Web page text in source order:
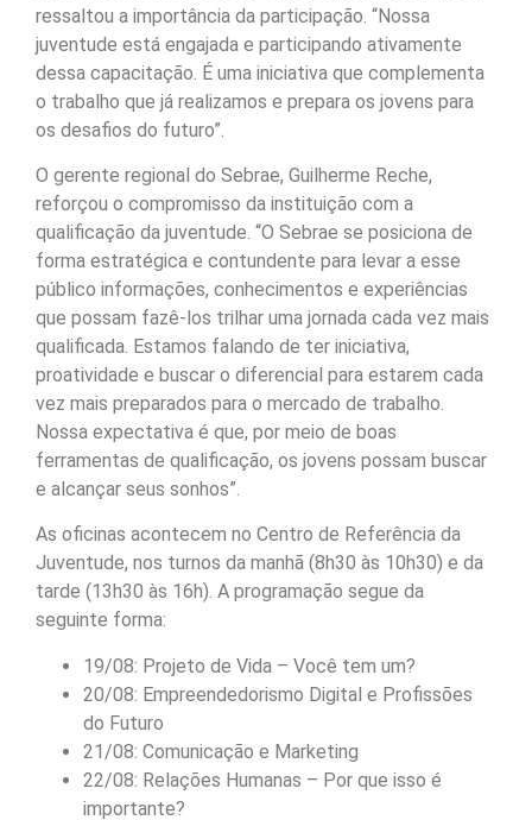
ressaltou a importância da participação. “Nossa
juventude está engajada e participando ativamente
dessa capacitação. É uma iniciativa que complementa
o trabalho que já realizamos e prepara os jovens para
os desafios do futuro”.
O gerente regional do Sebrae, Guilherme Reche,
reforçou o compromisso da instituição com a
qualificação da juventude. “O Sebrae se posiciona de
forma estratégica e contundente para levar a esse
público informações, conhecimentos e experiências
que possam fazê-los trilhar uma jornada cada vez mais
qualificada. Estamos falando de ter iniciativa,
proatividade e buscar o diferencial para estarem cada
vez mais preparados para o mercado de trabalho.
Nossa expectativa é que, por meio de boas
ferramentas de qualificação, os jovens possam buscar
e alcançar seus sonhos”.
As oficinas acontecem no Centro de Referência da
Juventude, nos turnos da manhã (8h30 às 10h30) e da
tarde (13h30 às 16h). A programação segue da
seguinte forma:
19/08: Projeto de Vida – Você tem um?
20/08: Empreendedorismo Digital e Profissões
do Futuro
21/08: Comunicação e Marketing
22/08: Relações Humanas – Por que isso é
importante?